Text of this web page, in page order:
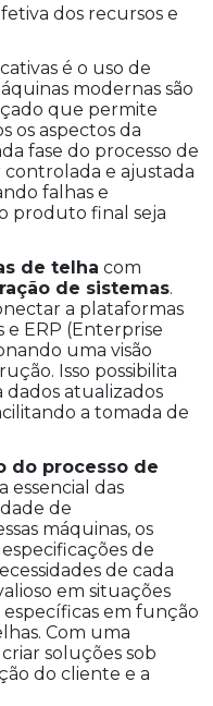
dos recursos e
é o uso de
modernas são
que permite
os aspectos da
fase do processo de
controlada e ajustada
falhas e
produto final seja
de telha com
de sistemas.
a plataformas
ERP (Enterprise
uma visão
Isso possibilita
dados atualizados
a tomada de
do processo de
essencial das
de
máquinas, os
de
de cada
em situações
em função
Com uma
soluções sob
do cliente e a